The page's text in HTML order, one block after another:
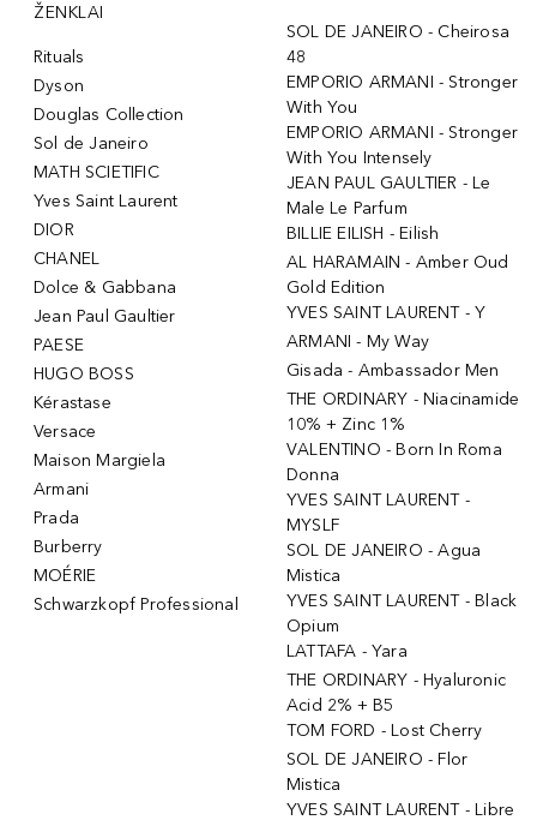
ŽENKLAI
Rituals
Dyson
Douglas Collection
Sol de Janeiro
MATH SCIETIFIC
Yves Saint Laurent
DIOR
CHANEL
Dolce & Gabbana
Jean Paul Gaultier
PAESE
HUGO BOSS
Kérastase
Versace
Maison Margiela
Armani
Prada
Burberry
MOÉRIE
Schwarzkopf Professional
SOL DE JANEIRO - Cheirosa
48
EMPORIO ARMANI - Stronger
With You
EMPORIO ARMANI - Stronger
With You Intensely
JEAN PAUL GAULTIER - Le
Male Le Parfum
BILLIE EILISH - Eilish
AL HARAMAIN - Amber Oud
Gold Edition
YVES SAINT LAURENT - Y
ARMANI - My Way
Gisada - Ambassador Men
THE ORDINARY - Niacinamide
10% + Zinc 1%
VALENTINO - Born In Roma
Donna
YVES SAINT LAURENT -
MYSLF
SOL DE JANEIRO - Agua
Mistica
YVES SAINT LAURENT - Black
Opium
LATTAFA - Yara
THE ORDINARY - Hyaluronic
Acid 2% + B5
TOM FORD - Lost Cherry
SOL DE JANEIRO - Flor
Mistica
YVES SAINT LAURENT - Libre